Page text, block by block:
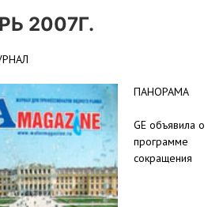
2007Г.
ПАНОРАМА
GE объявила о
программе
сокращения